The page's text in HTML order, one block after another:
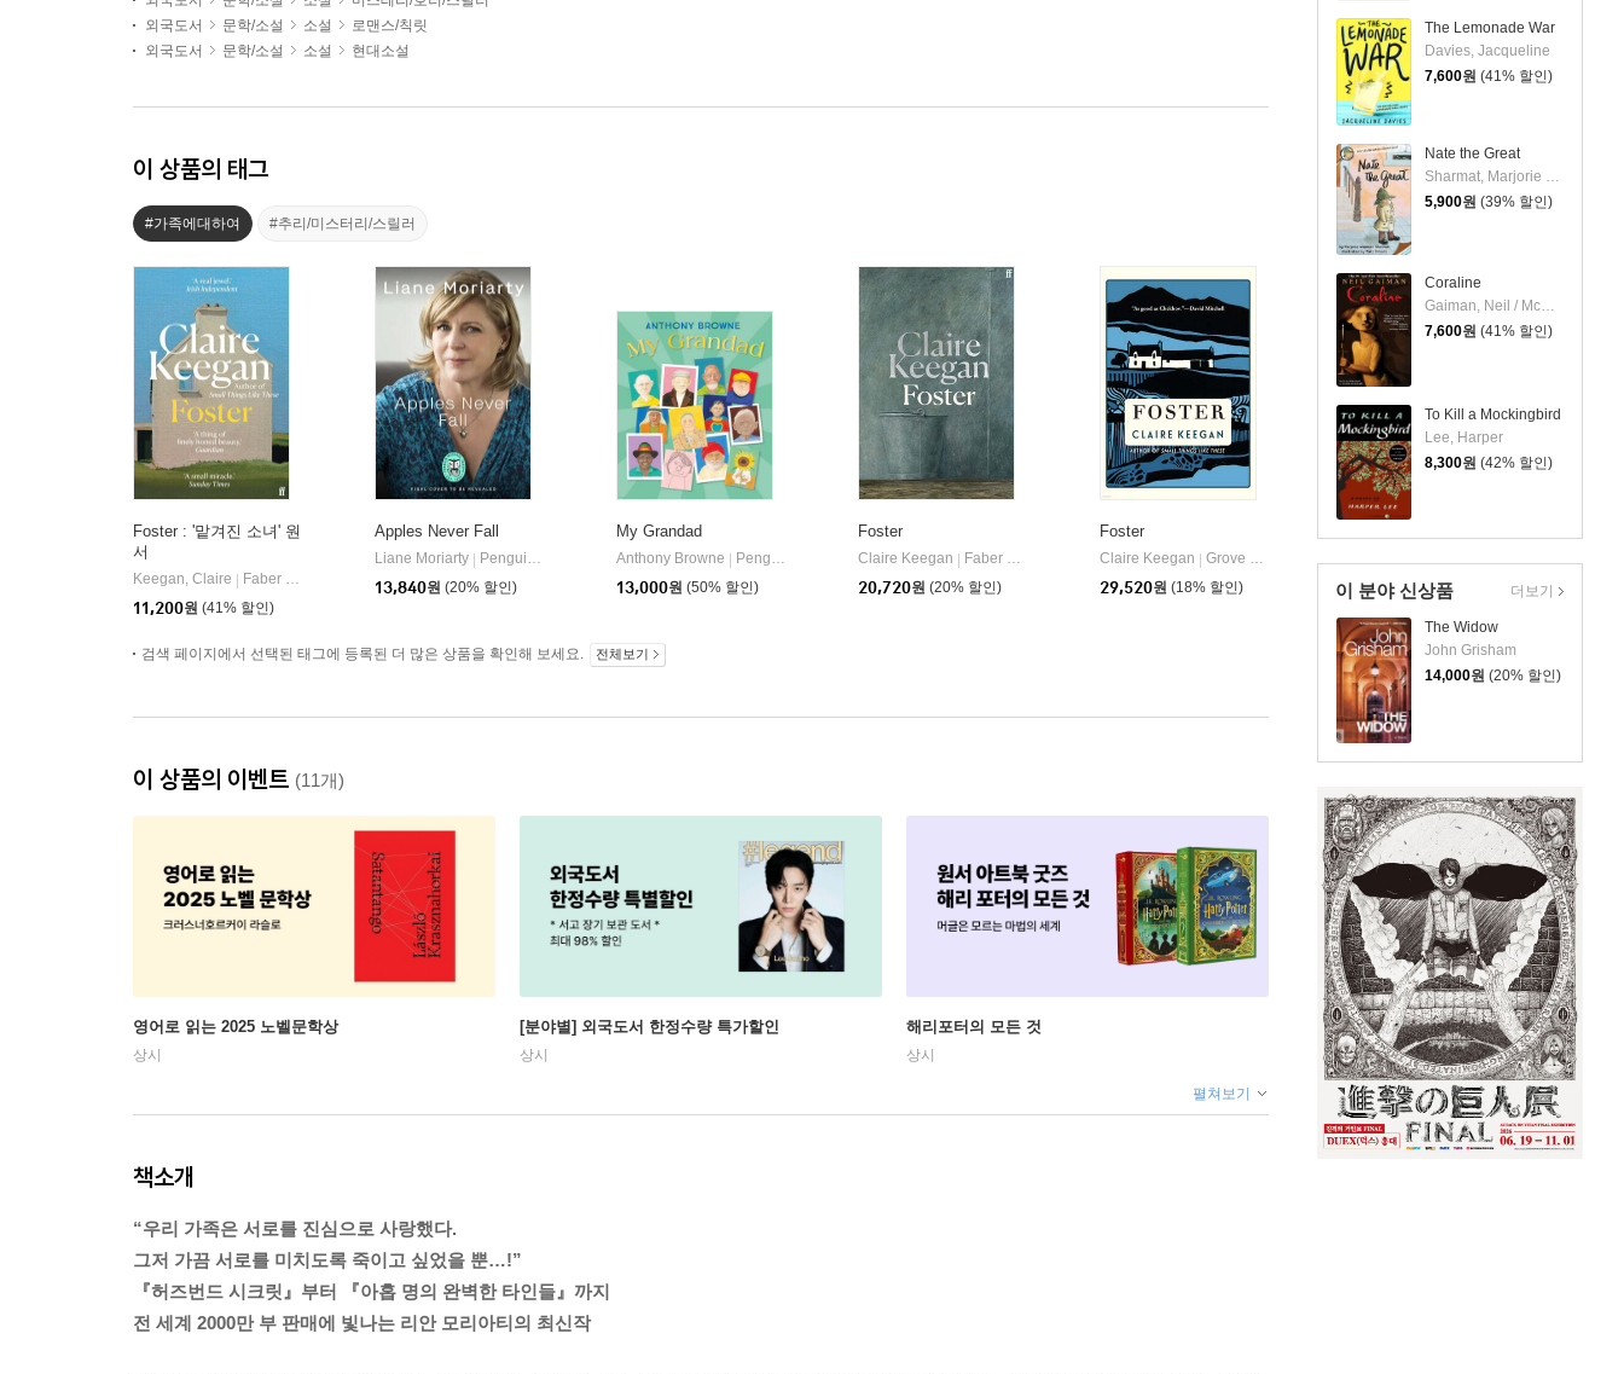
The Lemonade War
Davies, Jacqueline
7,600원 (41% 할인)
Nate the Great
Sharmat, Marjorie Weinman / Simont, Marc
5,900원 (39% 할인)
Coraline
Gaiman, Neil / McKean, Dave
7,600원 (41% 할인)
To Kill a Mockingbird
Lee, Harper
8,300원 (42% 할인)
이 분야 신상품
The Widow
John Grisham
14,000원 (20% 할인)
더보기
외국도서
문학/소설 소설
로맨스/칙릿
외국도서
문학/소설 소설 현대소설
이 상품의 태그
#가족에대하여 #추리/미스터리/스릴러
Foster : '맡겨진 소녀' 원
서
Keegan, Claire
Faber & Faber
11,200원 (41% 할인)
Apples Never Fall
Liane Moriarty
Penguin Books
13,840원 (20% 할인)
My Grandad
Anthony Browne
Penguin Random House Children's UK
13,000원 (50% 할인)
Foster
Claire Keegan
Faber & Faber
20,720원 (20% 할인)
Foster
Claire Keegan
Grove Press
29,520원 (18% 할인)
검색 페이지에서 선택된 태그에 등록된 더 많은 상품을 확인해 보세요. 전체보기
이 상품의 이벤트 (11개)
영어로 읽는 2025 노벨문학상
상시
[분야별] 외국도서 한정수량 특가할인
상시
해리포터의 모든 것
상시
펼쳐보기
책소개
“우리 가족은 서로를 진심으로 사랑했다.
그저 가끔 서로를 미치도록 죽이고 싶었을 뿐…!”
『허즈번드 시크릿』부터 『아홉 명의 완벽한 타인들』까지
전 세계 2000만 부 판매에 빛나는 리안 모리아티의 최신작